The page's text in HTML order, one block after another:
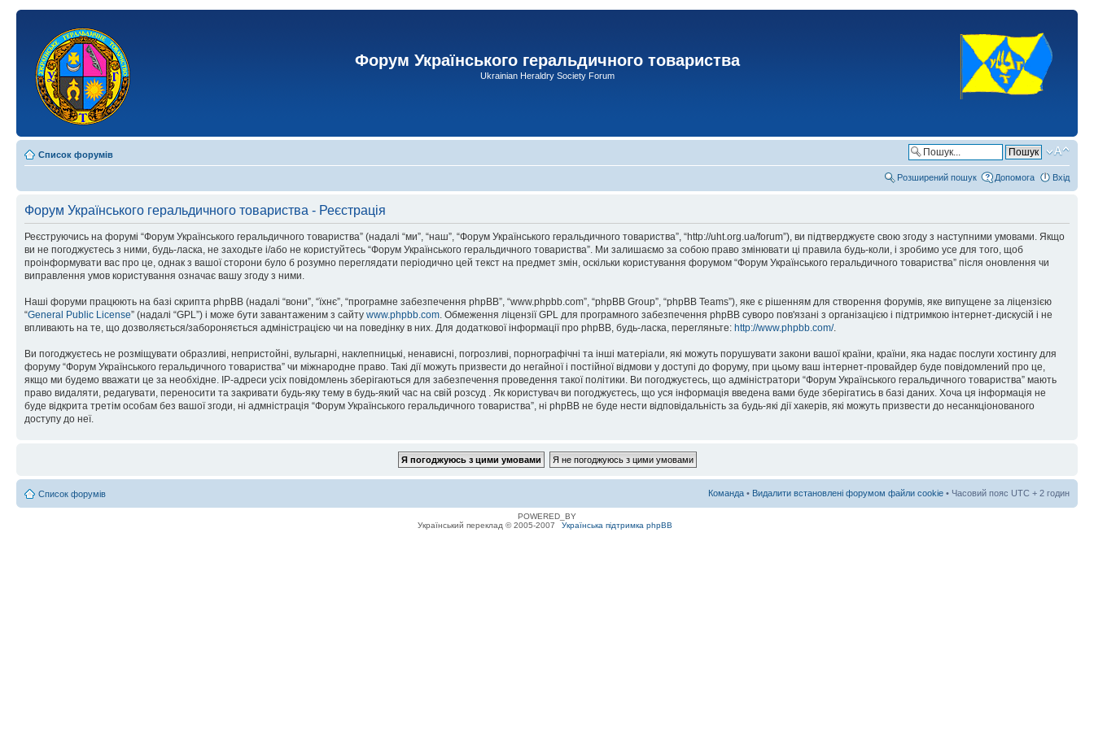
Форум Українського геральдичного товариства
Ukrainian Heraldry Society Forum
Список форумів
Розширений пошук Допомога Вхід
Форум Українського геральдичного товариства - Реєстрація
Реєструючись на форумі “Форум Українського геральдичного товариства” (надалі “ми”, “наш”, “Форум Українського геральдичного товариства”, “http://uht.org.ua/forum”), ви підтверджуєте свою згоду з наступними умовами. Якщо
ви не погоджуєтесь з ними, будь-ласка, не заходьте і/або не користуйтесь “Форум Українського геральдичного товариства”. Ми залишаємо за собою право змінювати ці правила будь-коли, і зробимо усе для того, щоб
проінформувати вас про це, однак з вашої сторони було б розумно переглядати періодично цей текст на предмет змін, оскільки користування форумом “Форум Українського геральдичного товариства” після оновлення чи
виправлення умов користування означає вашу згоду з ними.
Наші форуми працюють на базі скрипта phpBB (надалі “вони”, “їхнє”, “програмне забезпечення phpBB”, “www.phpbb.com”, “phpBB Group”, “phpBB Teams”), яке є рішенням для створення форумів, яке випущене за ліцензією
“General Public License” (надалі “GPL”) і може бути завантаженим з сайту www.phpbb.com. Обмеження ліцензії GPL для програмного забезпечення phpBB суворо пов'язані з організацією і підтримкою інтернет-дискусій і не
впливають на те, що дозволяється/забороняється адміністрацією чи на поведінку в них. Для додаткової інформації про phpBB, будь-ласка, перегляньте: http://www.phpbb.com/.
Ви погоджуєтесь не розміщувати образливі, непристойні, вульгарні, наклепницькі, ненависні, погрозливі, порнографічні та інші матеріали, які можуть порушувати закони вашої країни, країни, яка надає послуги хостингу для
форуму “Форум Українського геральдичного товариства” чи міжнародне право. Такі дії можуть призвести до негайної і постійної відмови у доступі до форуму, при цьому ваш інтернет-провайдер буде повідомлений про це,
якщо ми будемо вважати це за необхідне. IP-адреси усіх повідомлень зберігаються для забезпечення проведення такої політики. Ви погоджуєтесь, що адміністратори “Форум Українського геральдичного товариства” мають
право видаляти, редагувати, переносити та закривати будь-яку тему в будь-який час на свій розсуд . Як користувач ви погоджуєтесь, що уся інформація введена вами буде зберігатись в базі даних. Хоча ця інформація не
буде відкрита третім особам без вашої згоди, ні адмністрація “Форум Українського геральдичного товариства”, ні phpBB не буде нести відповідальність за будь-які дії хакерів, які можуть призвести до несанкціонованого
доступу до неї.
Список форумів Команда • Видалити встановлені форумом файли cookie • Часовий пояс UTC + 2 годин
POWERED_BY
Український переклад © 2005-2007
Українська підтримка phpBB